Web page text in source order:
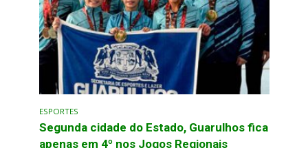
ESPORTES
Segunda cidade do Estado, Guarulhos fica
apenas em 4º nos Jogos Regionais